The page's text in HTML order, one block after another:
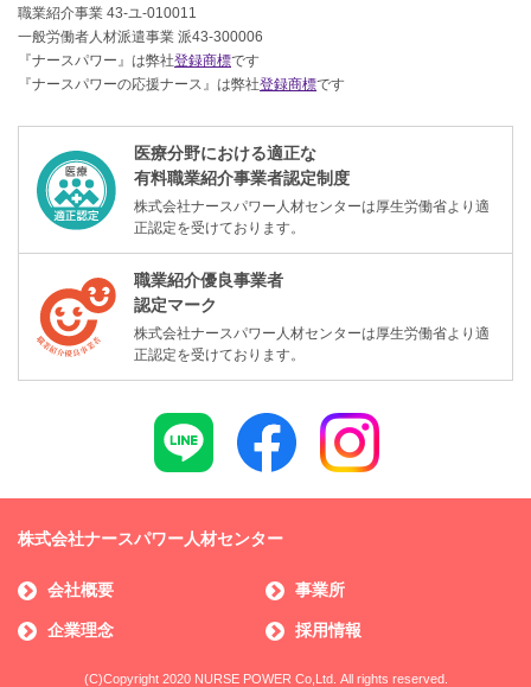
職業紹介事業 43-ユ-010011
一般労働者人材派遣事業 派43-300006
『ナースパワー』は弊社登録商標です
『ナースパワーの応援ナース』は弊社登録商標です
医療分野における適正な
有料職業紹介事業者認定制度
株式会社ナースパワー人材センターは厚生労働省より適
正認定を受けております。
職業紹介優良事業者
認定マーク
株式会社ナースパワー人材センターは厚生労働省より適
正認定を受けております。
株式会社ナースパワー人材センター
会社概要 事業所
企業理念 採用情報
(C)Copyright 2020 NURSE POWER Co,Ltd. All rights reserved.